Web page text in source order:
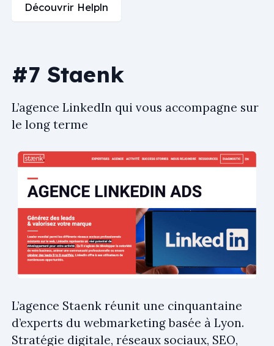
Découvrir Helpln
#7 Staenk
L’agence LinkedIn qui vous accompagne sur
le long terme
L’agence Staenk réunit une cinquantaine
d’experts du webmarketing basée à Lyon.
Stratégie digitale, réseaux sociaux, SEO,